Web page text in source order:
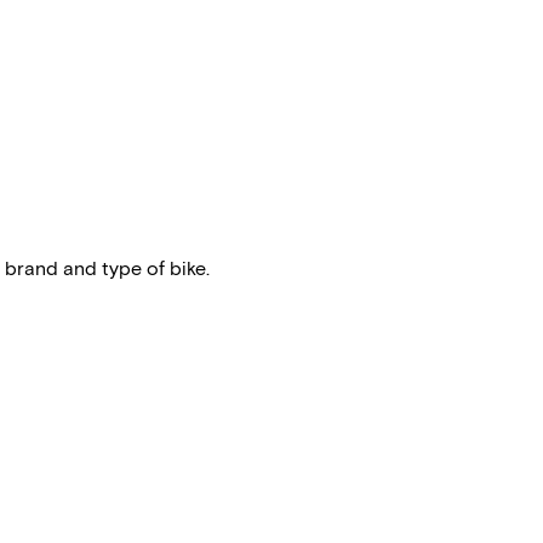
and type of bike.